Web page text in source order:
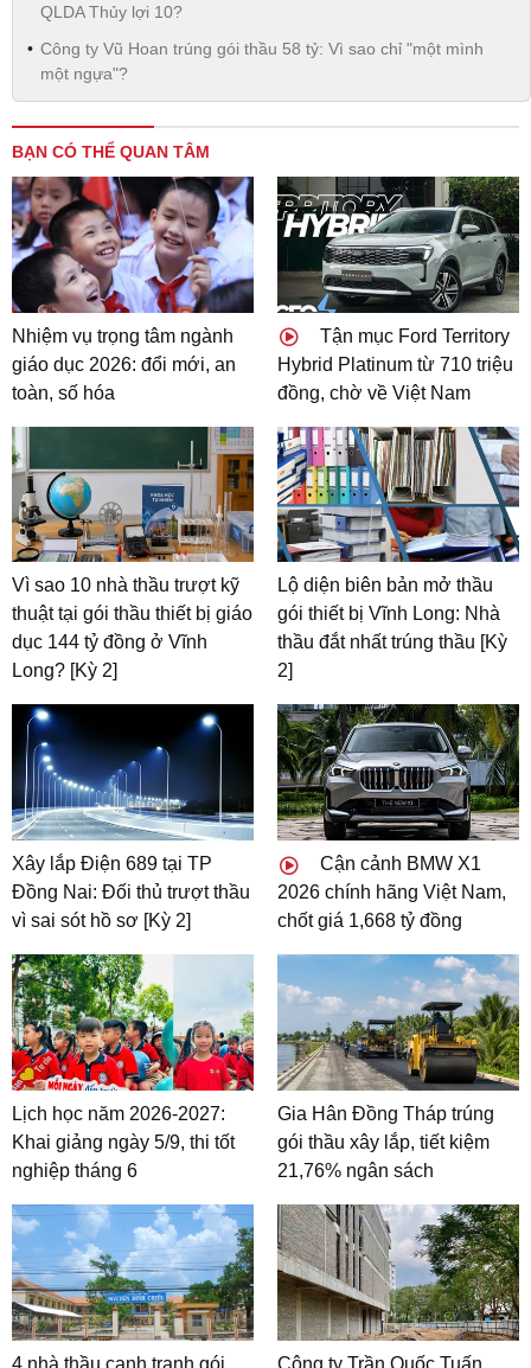
QLDA Thủy lợi 10?
Công ty Vũ Hoan trúng gói thầu 58 tỷ: Vì sao chỉ "một mình
một ngựa"?
BẠN CÓ THỂ QUAN TÂM
Nhiệm vụ trọng tâm ngành
giáo dục 2026: đổi mới, an
toàn, số hóa
Tận mục Ford Territory
Hybrid Platinum từ 710 triệu
đồng, chờ về Việt Nam
Vì sao 10 nhà thầu trượt kỹ
thuật tại gói thầu thiết bị giáo
dục 144 tỷ đồng ở Vĩnh
Long? [Kỳ 2]
Lộ diện biên bản mở thầu
gói thiết bị Vĩnh Long: Nhà
thầu đắt nhất trúng thầu [Kỳ
2]
Xây lắp Điện 689 tại TP
Đồng Nai: Đối thủ trượt thầu
vì sai sót hồ sơ [Kỳ 2]
Cận cảnh BMW X1
2026 chính hãng Việt Nam,
chốt giá 1,668 tỷ đồng
Lịch học năm 2026-2027:
Khai giảng ngày 5/9, thi tốt
nghiệp tháng 6
Gia Hân Đồng Tháp trúng
gói thầu xây lắp, tiết kiệm
21,76% ngân sách
4 nhà thầu cạnh tranh gói Công ty Trần Quốc Tuấn